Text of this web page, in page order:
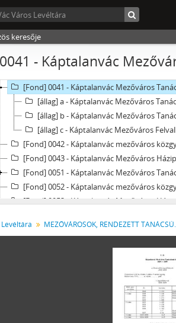
keresője
- Káptalanvác
[Fond] 0024 - Püspökvác Mezőváros
[Fond] 0025 - Püspökvác Mezőváros
[Fond] 0026 - Püspökvác Mezőváros
[Fond] 0027 - Püspökvác Mezőváros
[Fond] 0028 - Püspökvác Mezőváros
[Fond] 0041 - Káptalanvác Mezőváros
[állag] a - Káptalanvác Mezőváros
[állag] b - Káptalanvác Mezőváros
[állag] c - Káptalanvác Mezőváros
[Fond] 0042 - Káptalanvác mezőváros
[Fond] 0043 - Káptalanvác Mezőváros
[Fond] 0051 - Káptalanvác Mezőváros
[Fond] 0052 - Káptalanvác mezőváros
[Fond] 0053 - Káptalanvác Mezőváros
[Fond] 0055 - Káptalanvác Mezőváros
[Fond] 0072 - Vác Mezőváros Tanácsának
[Fond] 0073 - Vác mezőváros
[Fond] 0074 - Vác Mezőváros
[Fond] 0075 - Vác Mezőváros
[Fond] 0076 - Vác Mezőváros